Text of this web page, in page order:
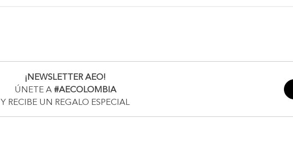
¡NEWSLETTER AEO!
ÚNETE A #AECOLOMBIA
Y RECIBE UN REGALO ESPECIAL